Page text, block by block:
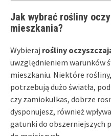
Jak wybrać rośliny
mieszkania?
Wybieraj rośliny
uwzględnieniem warunków
mieszkaniu. Niektóre
potrzebują dużo światła,
czy zamiokulkas, dobrze
dysponujesz, również
gatunki do obszerniejszych